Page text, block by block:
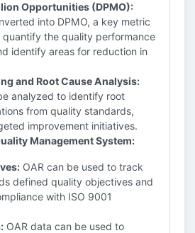
Opportunities (DPMO):
into DPMO, a key metric
quantify the quality performance
identify areas for reduction in
and Root Cause Analysis:
analyzed to identify root
from quality standards,
improvement initiatives.
Management System:
OAR can be used to track
defined quality objectives and
with ISO 9001
OAR data can be used to